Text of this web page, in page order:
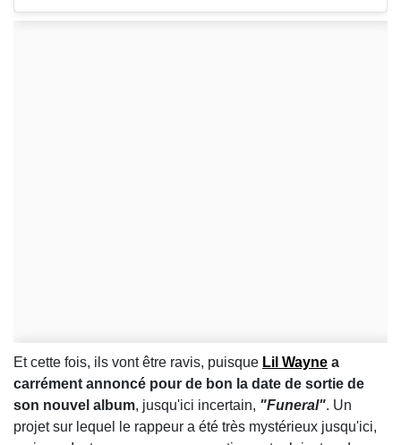
Et cette fois, ils vont être ravis, puisque Lil Wayne a
carrément annoncé pour de bon la date de sortie de
son nouvel album, jusqu'ici incertain, "Funeral". Un
projet sur lequel le rappeur a été très mystérieux jusqu'ici,